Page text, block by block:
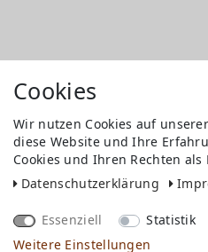
Cookies
Wir nutzen Cookies auf
diese Website und Ihre
Cookies und Ihren Rechten
Daten­schutz­erklärung
Essenziell Statistik
Weitere Einstellungen